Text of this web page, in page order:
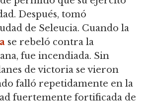
Después, tomó
de Seleucia. Cuando la
se rebeló contra la
fue incendiada. Sin
de victoria se vieron
falló repetidamente en la
fuertemente fortificada de